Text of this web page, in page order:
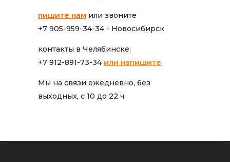
пишите нам или звоните
+7 905-959-34-34 - Новосибирск
контакты в Челябинске:
+7 912-891-73-34 или напишите
Мы на связи ежедневно, без
выходных, с 10 до 22 ч